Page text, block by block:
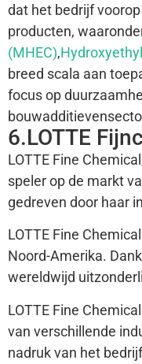
dat het bedrijf
producten,
(MHEC),
breed scala aan
focus op
6.LOTTE
LOTTE Fine
speler op de markt
gedreven door haar
LOTTE Fine
Noord-Amerika.
wereldwijd
LOTTE Fine
van verschillende
nadruk van het